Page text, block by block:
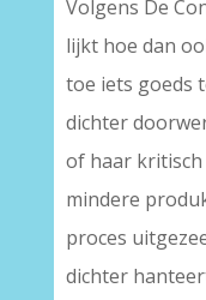
Volgens De
lijkt hoe dan
toe iets goeds
dichter
of haar
mindere
proces
dichter